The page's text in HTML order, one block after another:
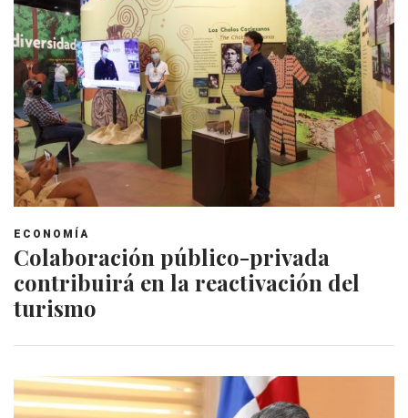
ECONOMÍA
Colaboración público-privada
contribuirá en la reactivación del
turismo